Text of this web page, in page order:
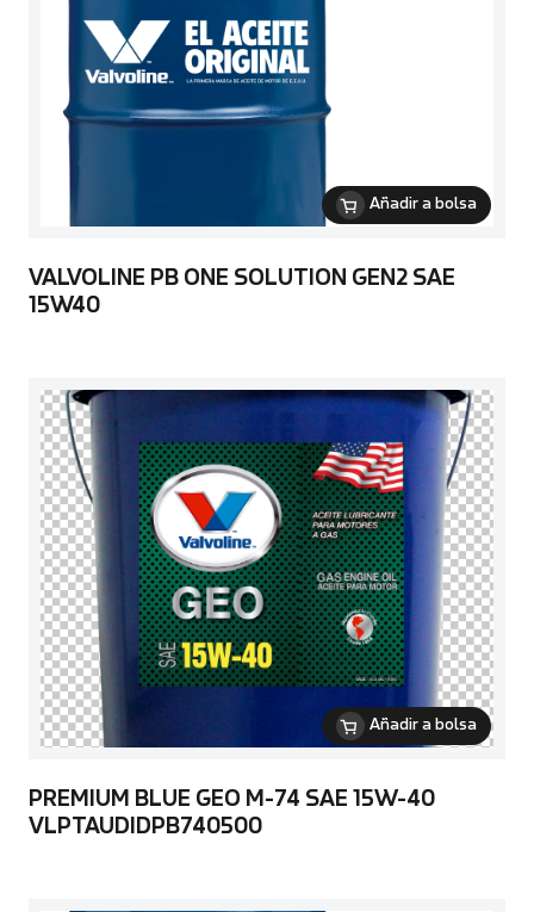
Añadir a bolsa
VALVOLINE PB ONE SOLUTION GEN2 SAE
15W40
Añadir a bolsa
PREMIUM BLUE GEO M-74 SAE 15W-40
VLPTAUDIDPB740500